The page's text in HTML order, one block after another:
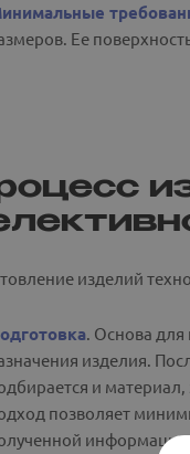
Ее
изделий
. Основа для
изделия.
и
позволяет